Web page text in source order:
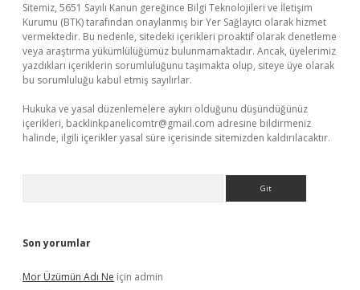
Sitemiz, 5651 Sayılı Kanun gereğince Bilgi Teknolojileri ve İletişim
Kurumu (BTK) tarafından onaylanmış bir Yer Sağlayıcı olarak hizmet
vermektedir. Bu nedenle, sitedeki içerikleri proaktif olarak denetleme
veya araştırma yükümlülüğümüz bulunmamaktadır. Ancak, üyelerimiz
yazdıkları içeriklerin sorumluluğunu taşımakta olup, siteye üye olarak
bu sorumluluğu kabul etmiş sayılırlar.
Hukuka ve yasal düzenlemelere aykırı olduğunu düşündüğünüz
içerikleri, backlinkpanelicomtr@gmail.com adresine bildirmeniz
halinde, ilgili içerikler yasal süre içerisinde sitemizden kaldırılacaktır.
Son yorumlar
Mor Üzümün Adı Ne için admin